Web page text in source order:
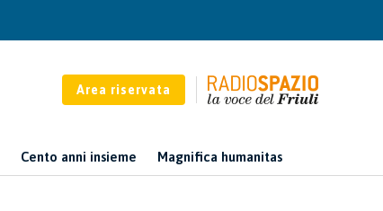
Area riservata
Cento anni insieme Magnifica humanitas